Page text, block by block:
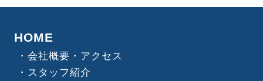
HOME
会社概要・アクセス
スタッフ紹介